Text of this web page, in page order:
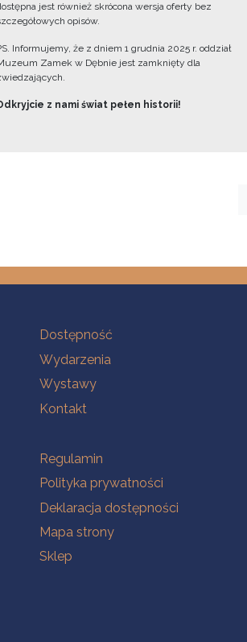
jest również skrócona wersja oferty bez
opisów.
Informujemy, że z dniem 1 grudnia 2025 r. oddział
Zamek w Dębnie jest zamknięty dla
z nami świat pełen historii!
Na skróty
Dostępność
Wydarzenia
Wystawy
Kontakt
Na skróty
Regulamin
Polityka prywatności
Deklaracja dostępności
Mapa strony
Sklep